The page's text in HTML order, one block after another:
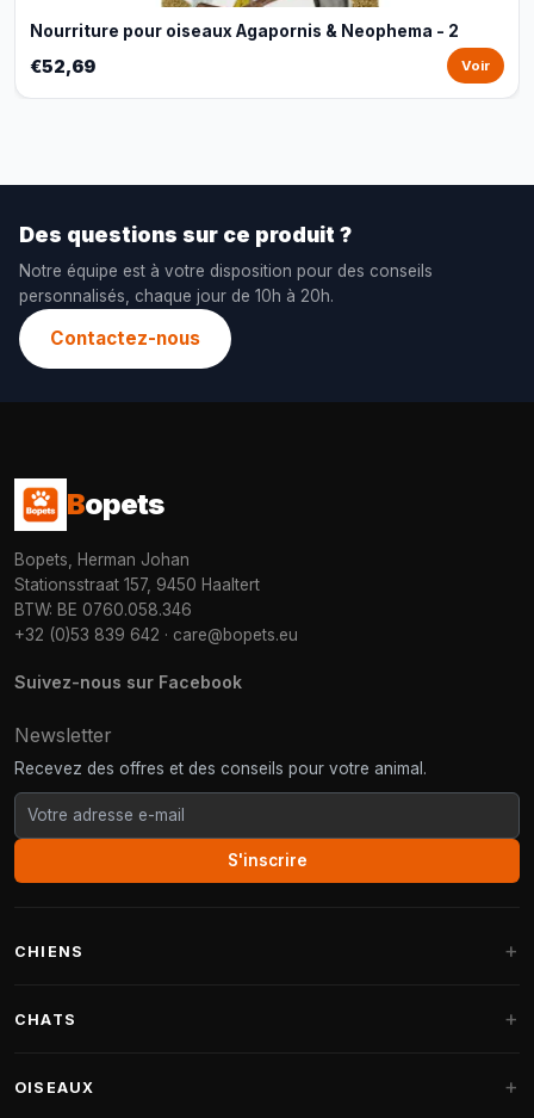
Nourriture pour oiseaux Agapornis & Neophema - 2
€52,69 Voir
Des questions sur ce produit ?
Notre équipe est à votre disposition pour des conseils
personnalisés, chaque jour de 10h à 20h.
Contactez-nous
Bopets
Bopets, Herman Johan
Stationsstraat 157, 9450 Haaltert
BTW: BE 0760.058.346
+32 (0)53 839 642 · care@bopets.eu
Suivez-nous sur Facebook
Newsletter
Recevez des offres et des conseils pour votre animal.
S'inscrire
CHIENS
Paniers Fantail
CHATS
OISEAUX